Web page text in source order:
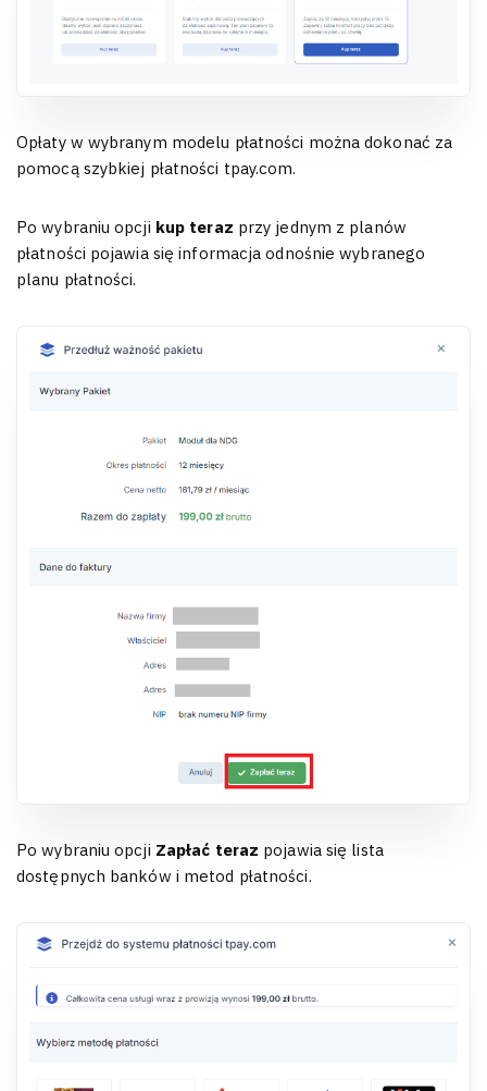
Opłaty w wybranym modelu płatności można dokonać za
pomocą szybkiej płatności tpay.com.
Po wybraniu opcji kup teraz przy jednym z planów
płatności pojawia się informacja odnośnie wybranego
planu płatności.
Po wybraniu opcji Zapłać teraz pojawia się lista
dostępnych banków i metod płatności.